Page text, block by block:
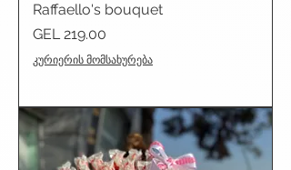
Raffaello's bouquet
Price
GEL 219.00
კურიერის მომსახურება